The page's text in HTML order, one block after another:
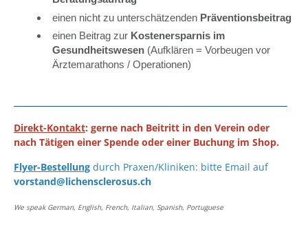
einen nicht zu unterschätzenden Präventionsbeitrag
einen Beitrag zur Kostenersparnis im
Gesundheitswesen (Aufklären = Vorbeugen vor
Ärztemarathons / Operationen)
Direkt-Kontakt: gerne nach Beitritt in den Verein oder
nach Tätigen einer Spende oder einer Buchung im Shop.
Flyer-Bestellung durch Praxen/Kliniken: bitte Email auf
vorstand@lichensclerosus.ch
We speak German, English, French, Italian, Spanish, Portuguese